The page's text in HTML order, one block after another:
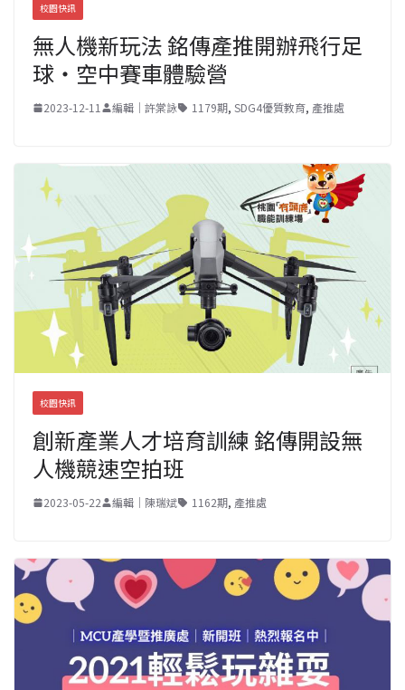
校園快訊
無人機新玩法 銘傳產推開辦飛行足
球‧空中賽車體驗營
2023-12-11 編輯｜許棠詠 1179期, SDG4優質教育, 產推處
校園快訊
創新產業人才培育訓練 銘傳開設無
人機競速空拍班
2023-05-22 編輯｜陳瑞斌 1162期, 產推處